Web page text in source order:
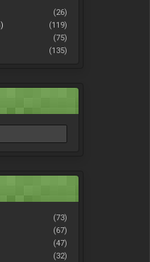
(26)
(119)
(75)
(135)
(73)
(67)
(47)
(32)